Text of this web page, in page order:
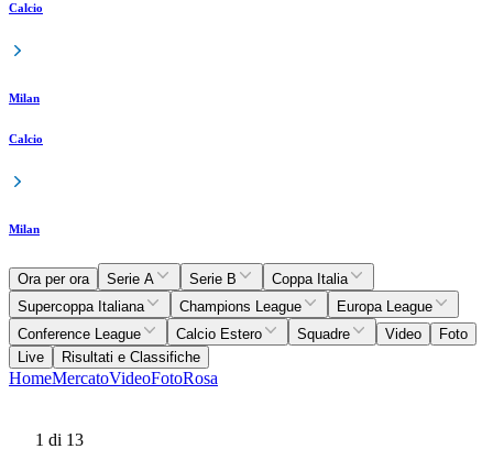
Calcio
Milan
Calcio
Milan
Ora per ora Serie A Serie B
Coppa Italia
Supercoppa Italiana
Champions League
Europa League
Conference League
Calcio Estero Squadre Video
Foto
Live
Risultati e Classifiche
HomeMercatoVideoFotoRosa
1 di 13